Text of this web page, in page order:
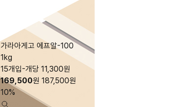
가라아게고 에프알-100
1kg
15개입-개당 11,300원
169,500원 187,500원
10%